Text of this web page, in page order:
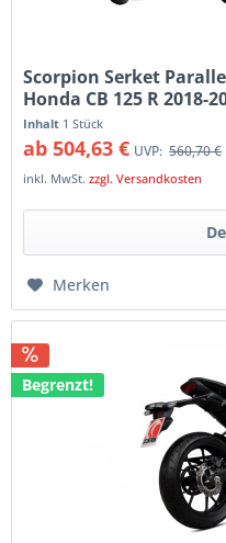
Scorpion Serket
Honda CB 125 R 2018-
Inhalt 1 Stück
ab 504,63 € UVP: 560,70 €
inkl. MwSt.zzgl. Versandkosten
Merken
Begrenzt!